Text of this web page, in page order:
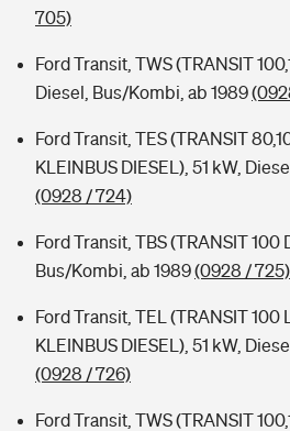
705)
Ford Transit, TWS (TRANSIT
Diesel, Bus/Kombi, ab 1989
Ford Transit, TES (TRANSIT
KLEINBUS DIESEL), 51 kW,
(0928 / 724)
Ford Transit, TBS (TRANSIT 100
Bus/Kombi, ab 1989(0928 / 725)
Ford Transit, TEL (TRANSIT 100
KLEINBUS DIESEL), 51 kW,
(0928 / 726)
Ford Transit, TWS (TRANSIT